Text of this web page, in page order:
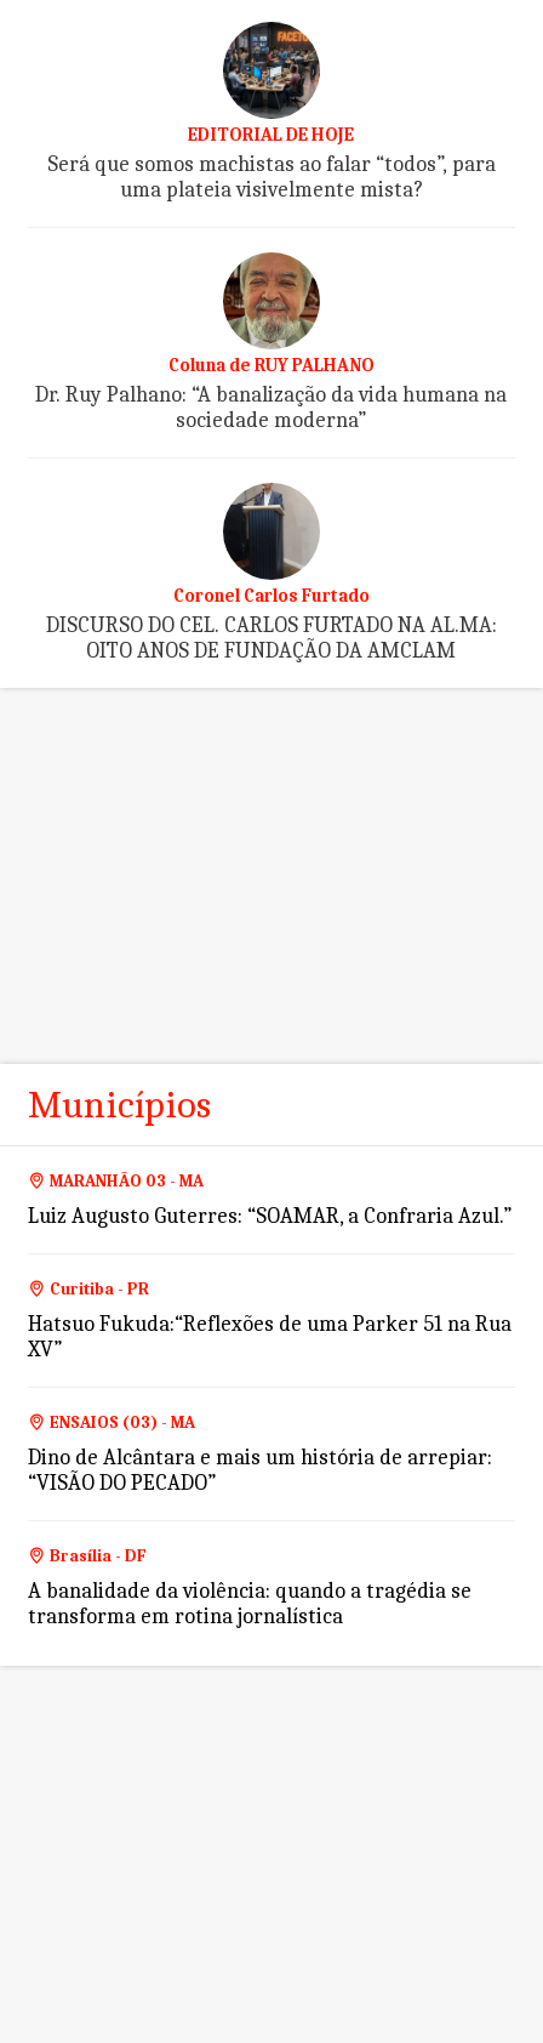
EDITORIAL DE HOJE
Será que somos machistas ao falar “todos”, para
uma plateia visivelmente mista?
Coluna de RUY PALHANO
Dr. Ruy Palhano: “A banalização da vida humana na
sociedade moderna”
Coronel Carlos Furtado
DISCURSO DO CEL. CARLOS FURTADO NA AL.MA:
OITO ANOS DE FUNDAÇÃO DA AMCLAM
Municípios
MARANHÃO 03 - MA
Luiz Augusto Guterres: “SOAMAR, a Confraria Azul.”
Curitiba - PR
Hatsuo Fukuda:“Reflexões de uma Parker 51 na Rua
XV”
ENSAIOS (03) - MA
Dino de Alcântara e mais um história de arrepiar:
“VISÃO DO PECADO”
Brasília - DF
A banalidade da violência: quando a tragédia se
transforma em rotina jornalística